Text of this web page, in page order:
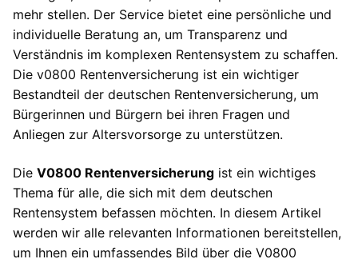
mehr stellen. Der Service bietet eine persönliche und
individuelle Beratung an, um Transparenz und
Verständnis im komplexen Rentensystem zu schaffen.
Die v0800 Rentenversicherung ist ein wichtiger
Bestandteil der deutschen Rentenversicherung, um
Bürgerinnen und Bürgern bei ihren Fragen und
Anliegen zur Altersvorsorge zu unterstützen.
Die V0800 Rentenversicherung ist ein wichtiges
Thema für alle, die sich mit dem deutschen
Rentensystem befassen möchten. In diesem Artikel
werden wir alle relevanten Informationen bereitstellen,
um Ihnen ein umfassendes Bild über die V0800